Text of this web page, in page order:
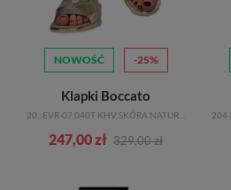
Dlatego nasza oferta klapki damskie
spełnić oczekiwania nawet najbardziej
Zapraszamy do zapoznania się z naszą
będą idealnie pasować do Twojego stylu i
NOWOŚĆ -25%
Klapki Boccato
20...EVR-07 040T KHV SKÓRA NATURALNA
247,00 zł 329,00 zł